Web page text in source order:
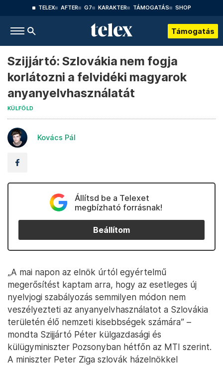
TELEX AFTER G7 KARAKTER TÁMOGATÁS SHOP
Támogatás
Szijjártó: Szlovákia nem fogja
korlátozni a felvidéki magyarok
anyanyelvhasználatát
KÜLFÖLD
Kovács Pál
Állítsd be a Telexet
megbízható forrásnak!
Beállítom
„A mai napon az elnök úrtól egyértelmű
megerősítést kaptam arra, hogy az esetleges új
nyelvjogi szabályozás semmilyen módon nem
veszélyezteti az anyanyelvhasználatot a Szlovákia
területén élő nemzeti kisebbségek számára” –
mondta Szijjártó Péter külgazdasági és
külügyminiszter Pozsonyban hétfőn az MTI szerint.
A miniszter Peter Ziga szlovák házelnökkel